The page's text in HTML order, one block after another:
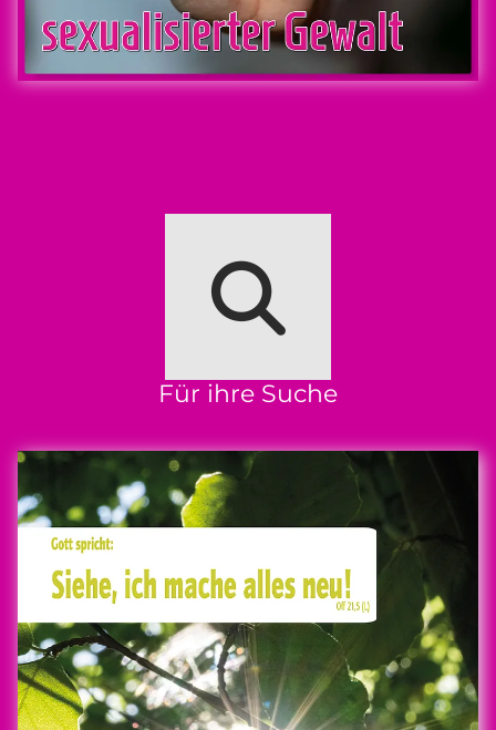
Für ihre Suche